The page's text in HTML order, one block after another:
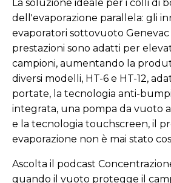
La soluzione ideale per i colli di
dell'evaporazione parallela: gli
evaporatori sottovuoto Genevac
prestazioni sono adatti per
campioni, aumentando la
diversi modelli, HT-6 e HT-12,
portate, la tecnologia anti-
integrata, una pompa da vuoto
e la tecnologia touchscreen, il
evaporazione non è mai stato
Ascolta il podcast
quando il vuoto protegge il